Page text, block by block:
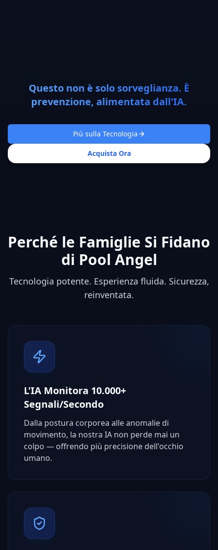
Questo non è solo sorveglianza. È
prevenzione, alimentata dall'IA.
Più sulla Tecnologia
Acquista Ora
Perché le Famiglie Si Fidano
di Pool Angel
Tecnologia potente. Esperienza fluida. Sicurezza,
reinventata.
L'IA Monitora 10.000+
Segnali/Secondo
Dalla postura corporea alle anomalie di
movimento, la nostra IA non perde mai un
colpo — offrendo più precisione dell'occhio
umano.